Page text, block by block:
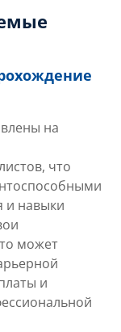
на
что
и навыки
может
и